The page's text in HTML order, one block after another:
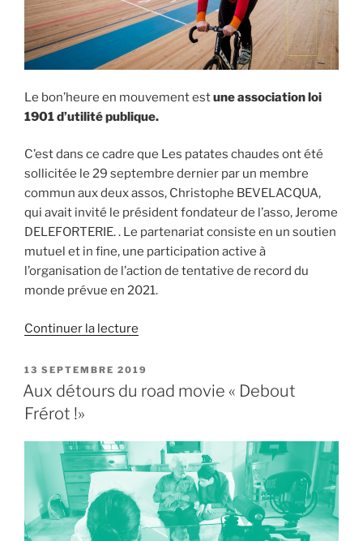
Le bon’heure en mouvement estune association loi
1901 d’utilité publique.
C’est dans ce cadre que Les patates chaudes ont été
sollicitée le 29 septembre dernier par un membre
commun aux deux assos, Christophe BEVELACQUA,
qui avait invité le président fondateur de l’asso, Jerome
DELEFORTERIE. . Le partenariat consiste en un soutien
mutuel et in fine, une participation active à
l’organisation de l’action de tentative de record du
monde prévue en 2021.
Continuer la lecture
du
« bon’heure
PUBLIÉ
LE
13 SEPTEMBRE 2019
Aux détours du road movie « Debout
Frérot !»